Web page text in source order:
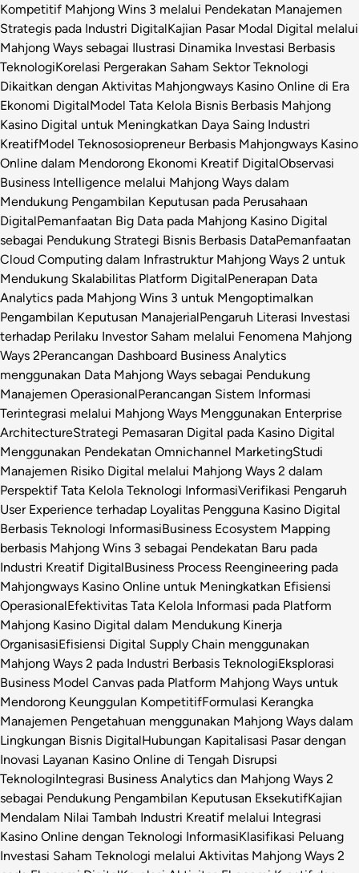
Kompetitif Mahjong Wins 3 melalui Pendekatan Manajemen
Strategis pada Industri DigitalKajian Pasar Modal Digital melalui
Mahjong Ways sebagai Ilustrasi Dinamika Investasi Berbasis
TeknologiKorelasi Pergerakan Saham Sektor Teknologi
Dikaitkan dengan Aktivitas Mahjongways Kasino Online di Era
Ekonomi DigitalModel Tata Kelola Bisnis Berbasis Mahjong
Kasino Digital untuk Meningkatkan Daya Saing Industri
KreatifModel Teknososiopreneur Berbasis Mahjongways Kasino
Online dalam Mendorong Ekonomi Kreatif DigitalObservasi
Business Intelligence melalui Mahjong Ways dalam
Mendukung Pengambilan Keputusan pada Perusahaan
DigitalPemanfaatan Big Data pada Mahjong Kasino Digital
sebagai Pendukung Strategi Bisnis Berbasis DataPemanfaatan
Cloud Computing dalam Infrastruktur Mahjong Ways 2 untuk
Mendukung Skalabilitas Platform DigitalPenerapan Data
Analytics pada Mahjong Wins 3 untuk Mengoptimalkan
Pengambilan Keputusan ManajerialPengaruh Literasi Investasi
terhadap Perilaku Investor Saham melalui Fenomena Mahjong
Ways 2Perancangan Dashboard Business Analytics
menggunakan Data Mahjong Ways sebagai Pendukung
Manajemen OperasionalPerancangan Sistem Informasi
Terintegrasi melalui Mahjong Ways Menggunakan Enterprise
ArchitectureStrategi Pemasaran Digital pada Kasino Digital
Menggunakan Pendekatan Omnichannel MarketingStudi
Manajemen Risiko Digital melalui Mahjong Ways 2 dalam
Perspektif Tata Kelola Teknologi InformasiVerifikasi Pengaruh
User Experience terhadap Loyalitas Pengguna Kasino Digital
Berbasis Teknologi InformasiBusiness Ecosystem Mapping
berbasis Mahjong Wins 3 sebagai Pendekatan Baru pada
Industri Kreatif DigitalBusiness Process Reengineering pada
Mahjongways Kasino Online untuk Meningkatkan Efisiensi
OperasionalEfektivitas Tata Kelola Informasi pada Platform
Mahjong Kasino Digital dalam Mendukung Kinerja
OrganisasiEfisiensi Digital Supply Chain menggunakan
Mahjong Ways 2 pada Industri Berbasis TeknologiEksplorasi
Business Model Canvas pada Platform Mahjong Ways untuk
Mendorong Keunggulan KompetitifFormulasi Kerangka
Manajemen Pengetahuan menggunakan Mahjong Ways dalam
Lingkungan Bisnis DigitalHubungan Kapitalisasi Pasar dengan
Inovasi Layanan Kasino Online di Tengah Disrupsi
TeknologiIntegrasi Business Analytics dan Mahjong Ways 2
sebagai Pendukung Pengambilan Keputusan EksekutifKajian
Mendalam Nilai Tambah Industri Kreatif melalui Integrasi
Kasino Online dengan Teknologi InformasiKlasifikasi Peluang
Investasi Saham Teknologi melalui Aktivitas Mahjong Ways 2